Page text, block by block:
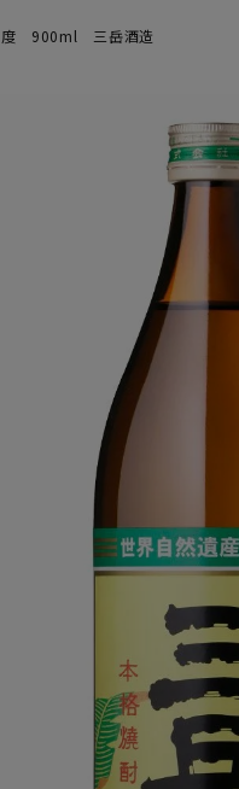
900ml 三岳酒造